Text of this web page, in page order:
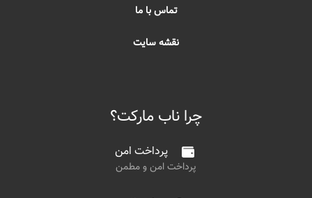
تماس با ما
نقشه سایت
چرا ناب مارکت؟
پرداخت امن
پرداخت امن و مطمن